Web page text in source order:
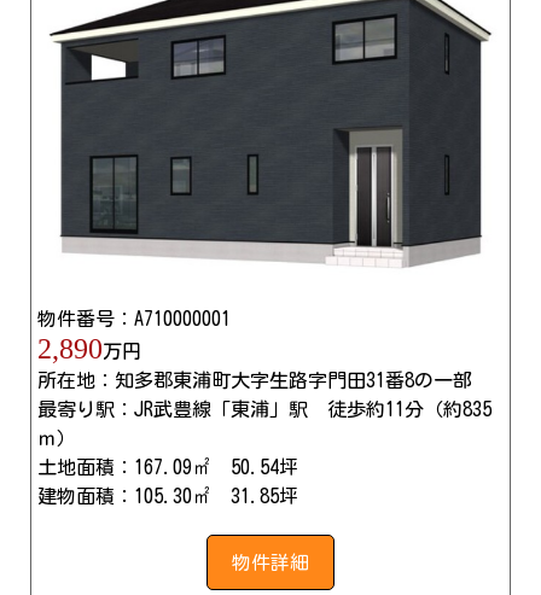
物件番号：A710000001
2,890万円
所在地：知多郡東浦町大字生路字門田31番8の一部
最寄り駅：JR武豊線「東浦」駅 徒歩約11分（約835
ｍ）
土地面積：167.09㎡ 50.54坪
建物面積：105.30㎡ 31.85坪
物件詳細